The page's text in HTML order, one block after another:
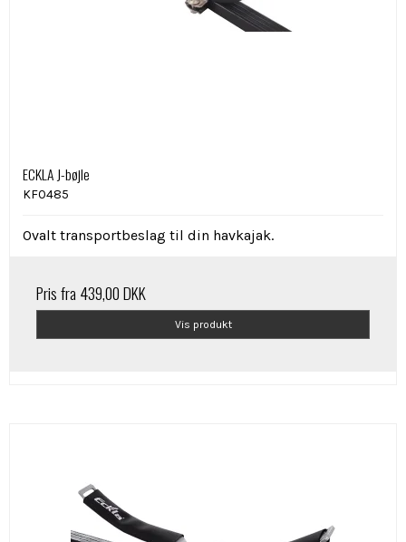
ECKLA J-bøjle
KF0485
Ovalt transportbeslag til din havkajak.
Pris fra 439,00 DKK
Vis produkt